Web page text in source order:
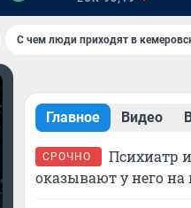
С чем люди приходят в
Главное Видео
СРОЧНО
Психиатр
оказывают у него на